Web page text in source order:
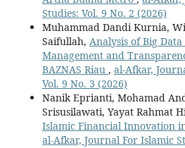
Studies: Vol. 9 No. 2 (2026)
Muhammad Dandi Kurnia,
Saifullah, Analysis of Big
Management and
BAZNAS Riau , al-Afkar,
Vol. 9 No. 3 (2026)
Nanik Eprianti, Mohamad
Srisusilawati, Yayat Rahmat
Islamic Financial Innovation
al-Afkar, Journal For Islamic